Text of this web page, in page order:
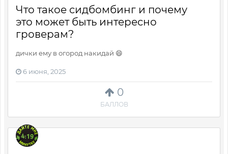
0
БАЛЛОВ
Что такое сидбомбинг и почему
это может быть интересно
гроверам?
дички ему в огород накидай 😄
6 июня, 2025